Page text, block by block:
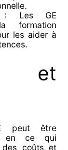
Les GE
formation
les aider à
et
peut être
en ce qui
des coûts et